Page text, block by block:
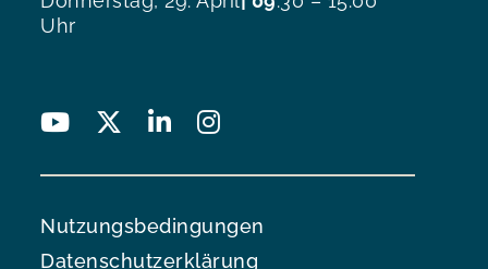
Uhr
Nutzungsbedingungen
Datenschutzerklärung